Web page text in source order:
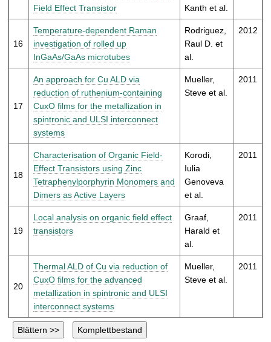
Field Effect Transistor
Kanth et al.
16
Temperature-dependent Raman
investigation of rolled up
InGaAs/GaAs microtubes
Rodriguez,
Raul D. et
al.
2012
17
An approach for Cu ALD via
reduction of ruthenium-containing
CuxO films for the metallization in
spintronic and ULSI interconnect
systems
Mueller,
Steve et al.
2011
18
Characterisation of Organic Field-
Effect Transistors using Zinc
Tetraphenylporphyrin Monomers and
Dimers as Active Layers
Korodi,
Iulia
Genoveva
et al.
2011
19
Local analysis on organic field effect
transistors
Graaf,
Harald et
al.
2011
20
Thermal ALD of Cu via reduction of
CuxO films for the advanced
metallization in spintronic and ULSI
interconnect systems
Mueller,
Steve et al.
2011